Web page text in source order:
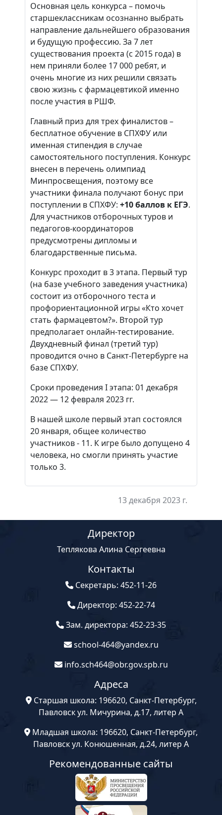
Основная цель конкурса – помочь
старшеклассникам осознанно выбрать
направление дальнейшего образования
и будущую профессию. За 7 лет
существования проекта (с 2015 года) в
нем приняли более 17 000 ребят, и
очень многие из них решили связать
свою жизнь с фармацевтикой именно
после участия в РШФ.
Главный приз для трех финалистов –
бесплатное обучение в СПХФУ или
именная стипендия в случае
самостоятельного поступления. Конкурс
внесен в перечень олимпиад
Минпросвещения, поэтому все
участники финала получают бонус при
поступлении в СПХФУ: +10 баллов к ЕГЭ.
Для участников отборочных туров и
педагогов-координаторов
предусмотрены дипломы и
благодарственные письма.
Конкурс проходит в 3 этапа. Первый тур
(на базе учебного заведения участника)
состоит из отборочного теста и
профориентационной игры «Кто хочет
стать фармацевтом?». Второй тур
предполагает онлайн-тестирование.
Двухдневный финал (третий тур)
проводится очно в Санкт-Петербурге на
базе СПХФУ.
Сроки проведения I этапа: 01 декабря
2022 — 12 февраля 2023 гг.
В нашей школе первый этап состоялся
20 января, общее количество
участников - 11. К игре было допущено 4
человека, но смогли принять участие
только 3.
13 декабря 2023 г.
Директор
Теплякова Алина Сергеевна
Контакты
Секретарь: 452-11-26
Директор: 452-22-74
Зам. директора: 452-23-35
school-464@yandex.ru
info.sch464@obr.gov.spb.ru
Адреса
Старшая школа: 196620, Санкт-Петербург,
Павловск ул. Мичурина, д.17, литер А
Младшая школа: 196620, Санкт-Петербург,
Павловск ул. Конюшенная, д.24, литер А
Рекомендованные сайты